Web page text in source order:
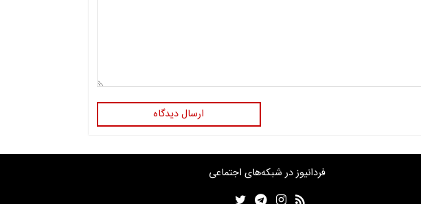
ارسال دیدگاه
فردانیوز در شبکه‌های اجتماعی